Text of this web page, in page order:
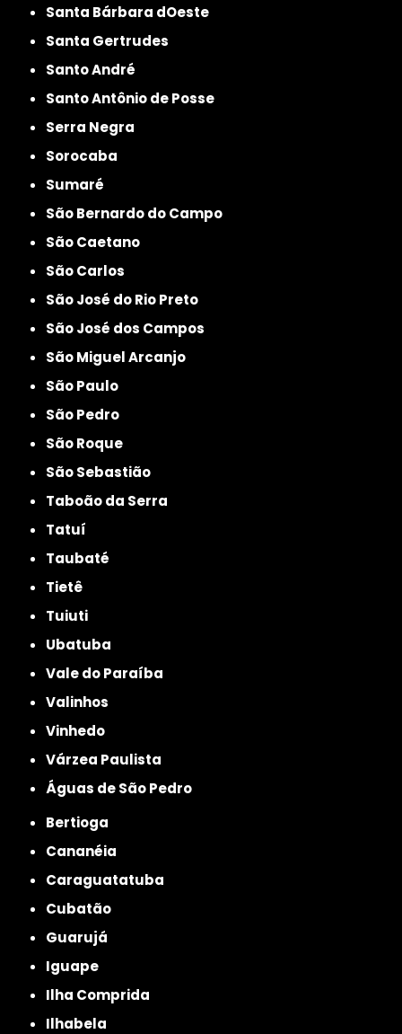
Santa Bárbara dOeste
Santa Gertrudes
Santo André
Santo Antônio de Posse
Serra Negra
Sorocaba
Sumaré
São Bernardo do Campo
São Caetano
São Carlos
São José do Rio Preto
São José dos Campos
São Miguel Arcanjo
São Paulo
São Pedro
São Roque
São Sebastião
Taboão da Serra
Tatuí
Taubaté
Tietê
Tuiuti
Ubatuba
Vale do Paraíba
Valinhos
Vinhedo
Várzea Paulista
Águas de São Pedro
Bertioga
Cananéia
Caraguatatuba
Cubatão
Guarujá
Iguape
Ilha Comprida
Ilhabela